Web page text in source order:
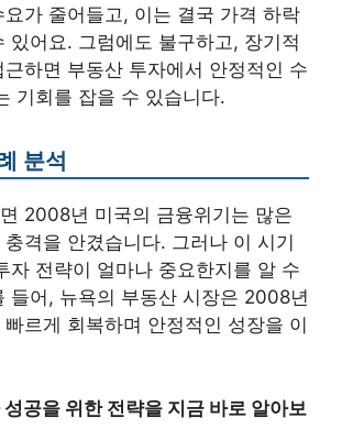
요가 줄어들고, 이는 결국 가격 하락
있어요. 그럼에도 불구하고, 장기적
근하면 부동산 투자에서 안정적인 수
기회를 잡을 수 있습니다.
분석
2008년 미국의 금융위기는 많은
격을 안겼습니다. 그러나 이 시기
자 전략이 얼마나 중요한지를 알 수
들어, 뉴욕의 부동산 시장은 2008년
르게 회복하며 안정적인 성장을 이
공을 위한 전략을 지금 바로 알아보